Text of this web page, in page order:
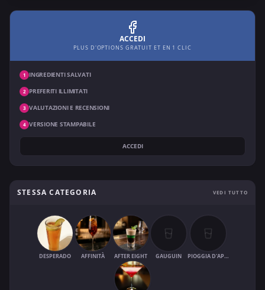
ACCEDI
PLUS D'OPTIONS GRATUIT ET EN 1 CLIC
1 INGREDIENTI SALVATI
2 PREFERITI ILLIMITATI
3 VALUTAZIONI E RECENSIONI
4 VERSIONE STAMPABILE
ACCEDI
STESSA CATEGORIA VEDI TUTTO
DESPERADO AFFINITÀ AFTER EIGHT GAUGUIN PIOGGIA D'APRILE